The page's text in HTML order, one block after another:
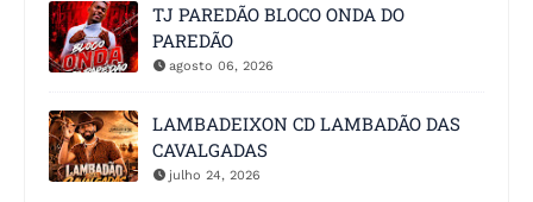
TJ PAREDÃO BLOCO ONDA DO
PAREDÃO
agosto 06, 2026
LAMBADEIXON CD LAMBADÃO DAS
CAVALGADAS
julho 24, 2026